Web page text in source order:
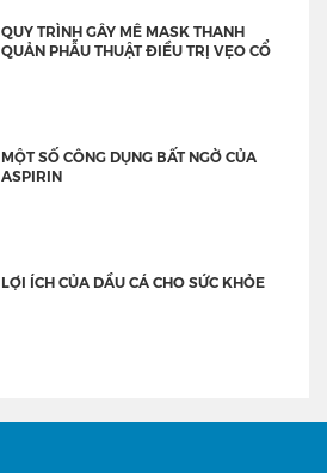
QUY TRÌNH GÂY MÊ MASK THANH
QUẢN PHẪU THUẬT ĐIỀU TRỊ VẸO CỔ
MỘT SỐ CÔNG DỤNG BẤT NGỜ CỦA
ASPIRIN
LỢI ÍCH CỦA DẦU CÁ CHO SỨC KHỎE